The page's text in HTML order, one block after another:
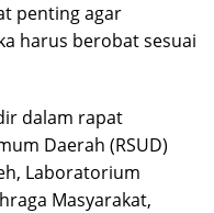
penting agar
harus berobat sesuai
dalam rapat
Daerah (RSUD)
Laboratorium
Masyarakat,